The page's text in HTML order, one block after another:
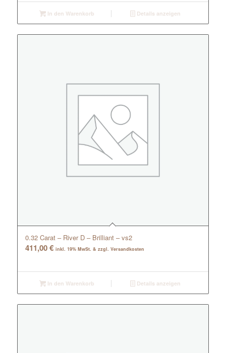
In den Warenkorb Details anzeigen
0.32 Carat – River D – Brilliant – vs2
411,00€ inkl. 19% MwSt. & zzgl. Versandkosten
In den Warenkorb Details anzeigen